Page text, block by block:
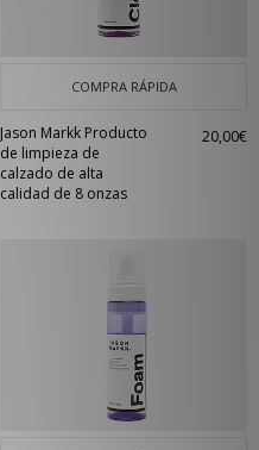
COMPRA RÁPIDA
Jason Markk Producto
de limpieza de
calzado de alta
calidad de 8 onzas
20,00€